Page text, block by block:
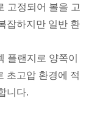
고정되어 볼을 고
잡하지만 일반 환
플랜지로 양쪽이
초고압 환경에 적
니다.